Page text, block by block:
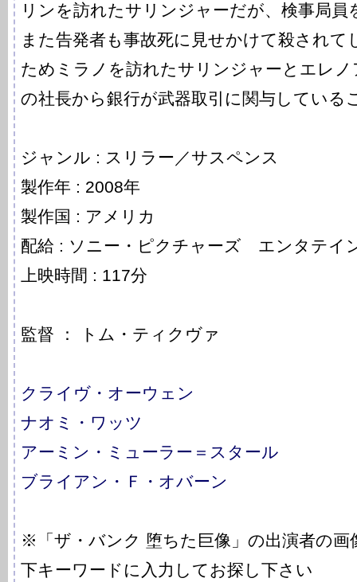
リンを訪れたサリンジャーだが、検事局員
また告発者も事故死に見せかけて殺されて
ためミラノを訪れたサリンジャーとエレ
の社長から銀行が武器取引に関与してい
ジャンル : スリラー／サスペンス
製作年 : 2008年
製作国 : アメリカ
配給 : ソニー・ピクチャーズ エンタテイ
上映時間 : 117分
監督 ： トム・ティクヴァ
クライヴ・オーウェン
ナオミ・ワッツ
アーミン・ミューラー＝スタール
ブライアン・Ｆ・オバーン
※「ザ・バンク 堕ちた巨像」の出演者の画
下キーワードに入力してお探し下さい